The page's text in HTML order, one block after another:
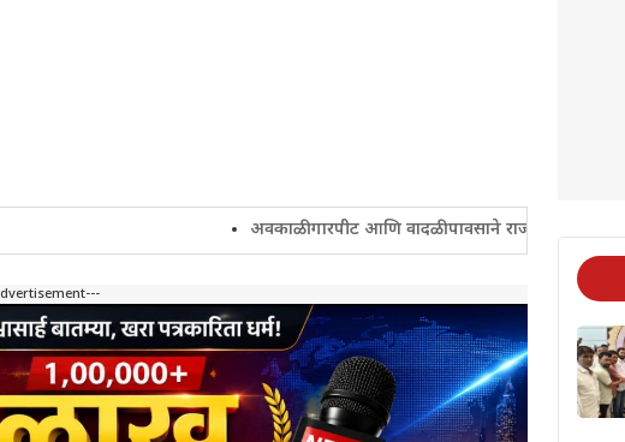
अवकाळी गारपीट आणि वादळी पावसाने राज्यातील शेतकरी चिंतेत !